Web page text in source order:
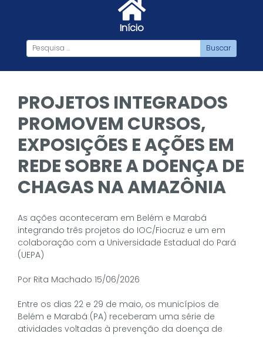
Início
PROJETOS INTEGRADOS
PROMOVEM CURSOS,
EXPOSIÇÕES E AÇÕES EM
REDE SOBRE A DOENÇA DE
CHAGAS NA AMAZÔNIA
As ações aconteceram em Belém e Marabá
integrando três projetos do IOC/Fiocruz e um em
colaboração com a Universidade Estadual do Pará
(UEPA)
Por Rita Machado 15/06/2026
Entre os dias 22 e 29 de maio, os municípios de
Belém e Marabá (PA) receberam uma série de
atividades voltadas à prevenção da doença de